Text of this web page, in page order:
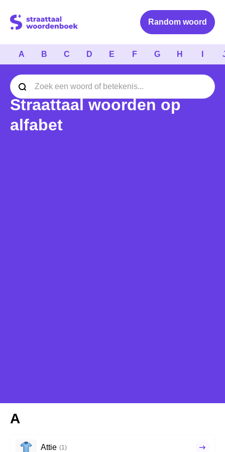
Logo Straattaal Woordenboek
Random woord
A B C D E F G H
Straattaal woorden op
alfabet
A
Attie (1)